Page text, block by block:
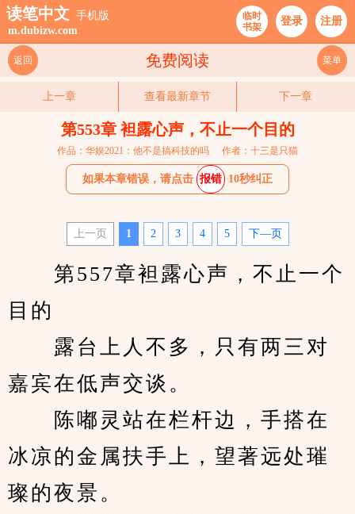
读笔中文 手机版
m.dubizw.com
临时
书架
登录 注册
免费阅读
返回 菜单
上一章 查看最新章节 下一章
第553章 袒露心声，不止一个目的
作品：华娱2021：他不是搞科技的吗 作者：十三是只猫
如果本章错误，请点击 报错 10秒纠正
上一页 1 2 3 4 5 下—页
第557章袒露心声，不止一个
目的
露台上人不多，只有两三对
嘉宾在低声交谈。
陈嘟灵站在栏杆边，手搭在
冰凉的金属扶手上，望著远处璀
璨的夜景。